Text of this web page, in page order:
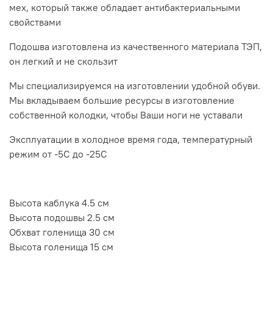
мех, который также обладает антибактериальными
свойствами
Подошва изготовлена из качественного материала ТЭП,
он легкий и не скользит
Мы специализируемся на изготовлении удобной обуви.
Мы вкладываем большие ресурсы в изготовление
собственной колодки, чтобы Ваши ноги не уставали
Эксплуатации в холодное время года, температурный
режим от -5C до -25C
Высота каблука 4.5 см
Высота подошвы 2.5 см
Обхват голенища 30 см
Высота голенища 15 см